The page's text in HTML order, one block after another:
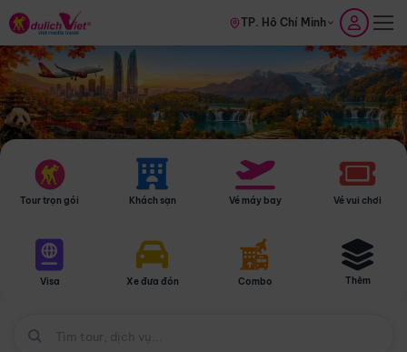
TP. Hồ Chí Minh
Tour trọn gói Khách sạn Vé máy bay Vé vui chơi
Visa Xe đưa đón Combo Thêm